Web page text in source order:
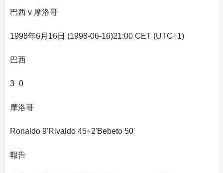
巴西 v 摩洛哥
1998年6月16日 (1998-06-16)21:00 CET (UTC+1)
巴西
3–0
摩洛哥
Ronaldo 9'Rivaldo 45+2'Bebeto 50'
報告